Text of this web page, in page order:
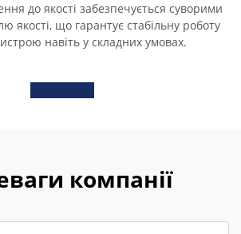
до якості забезпечується суворими
якості, що гарантує стабільну роботу
навіть у складних умовах.
компанії